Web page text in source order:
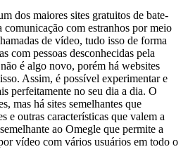
dos maiores sites gratuitos de bate-
com estranhos por meio
de vídeo, tudo isso de forma
com pessoas desconhecidas pela
é algo novo, porém há websites
Assim, é possível experimentar e
perfeitamente no seu dia a dia. O
mas há sites semelhantes que
e outras características que valem a
ao Omegle que permite a
vídeo com vários usuários em todo o